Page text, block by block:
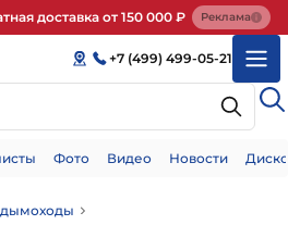
доставка от 150 000 ₽ Реклама
+7 (499) 499-05-21
Фото Видео Новости
дымоходы